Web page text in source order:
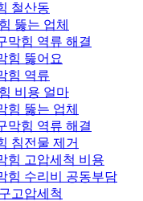
철산동
뚫는 업체
막힘 역류 해결
힘 뚫어요
힘 역류
비용 얼마
힘 뚫는 업체
막힘 역류 해결
침전물 제거
힘 고압세척 비용
힘 수리비 공동부담
고압세척